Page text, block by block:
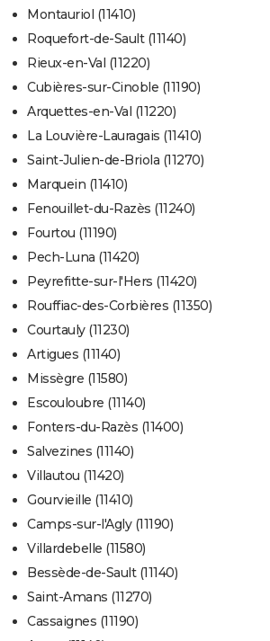
Montauriol (11410)
Roquefort-de-Sault (11140)
Rieux-en-Val (11220)
Cubières-sur-Cinoble (11190)
Arquettes-en-Val (11220)
La Louvière-Lauragais (11410)
Saint-Julien-de-Briola (11270)
Marquein (11410)
Fenouillet-du-Razès (11240)
Fourtou (11190)
Pech-Luna (11420)
Peyrefitte-sur-l'Hers (11420)
Rouffiac-des-Corbières (11350)
Courtauly (11230)
Artigues (11140)
Missègre (11580)
Escouloubre (11140)
Fonters-du-Razès (11400)
Salvezines (11140)
Villautou (11420)
Gourvieille (11410)
Camps-sur-l'Agly (11190)
Villardebelle (11580)
Bessède-de-Sault (11140)
Saint-Amans (11270)
Cassaignes (11190)